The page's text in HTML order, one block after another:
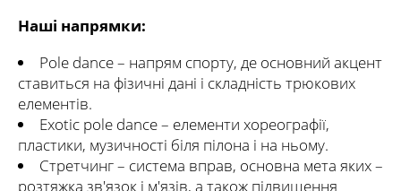
Наші напрямки:
Pole dance – напрям спорту, де основний акцент
ставиться на фізичні дані і складність трюкових
елементів.
Exotic pole dance – елементи хореографії,
пластики, музичності біля пілона і на ньому.
Стретчинг – система вправ, основна мета яких –
розтяжка зв'язок і м'язів, а також підвищення